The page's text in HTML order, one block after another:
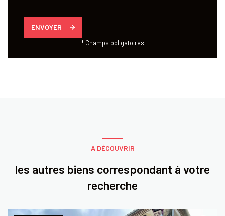
ENVOYER
* Champs obligatoires
A DÉCOUVRIR
les autres biens correspondant à votre
recherche